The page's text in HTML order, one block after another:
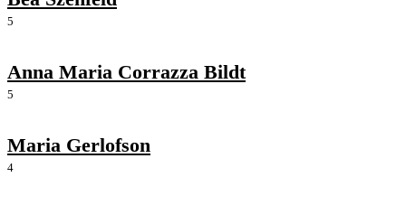
5
Anna Maria Corrazza Bildt
5
Maria Gerlofson
4